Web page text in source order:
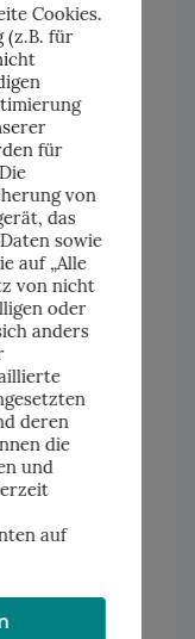
Cookies.
(z.B. für
für
von
das
sowie
auf „Alle
von nicht
oder
anders
deren
die
und
auf